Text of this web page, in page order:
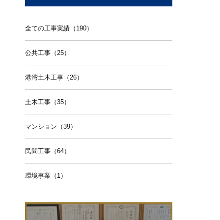
全ての工事実績（190）
公共工事（25）
港湾土木工事（26）
土木工事（35）
マンション（39）
民間工事（64）
環境事業（1）